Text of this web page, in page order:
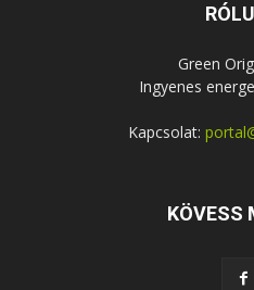
Green
Ingyenes
Kapcsolat:
KÖVESS